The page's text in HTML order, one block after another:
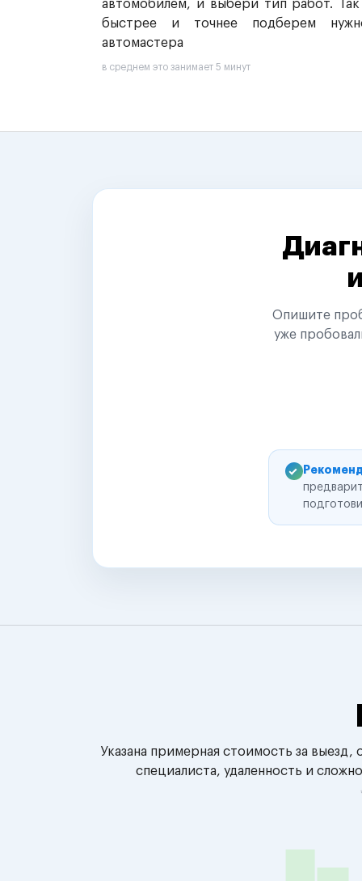
автомобилем, и выбери тип работ.
быстрее и точнее подберем
автомастера
в среднем это занимает 5 минут
Опишите
уже
Указана примерная стоимость за
специалиста, удаленность и